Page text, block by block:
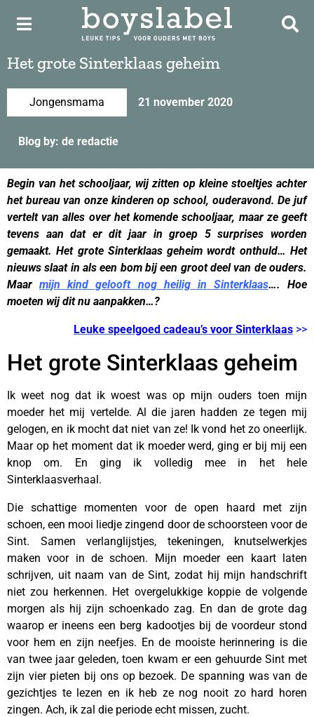
Het grote Sinterklaas geheim
Jongensmama 21 november 2020
Blog by: de redactie
Begin van het schooljaar, wij zitten op kleine stoeltjes achter
het bureau van onze kinderen op school, ouderavond. De juf
vertelt van alles over het komende schooljaar, maar ze geeft
tevens aan dat er dit jaar in groep 5 surprises worden
gemaakt. Het grote Sinterklaas geheim wordt onthuld… Het
nieuws slaat in als een bom bij een groot deel van de ouders.
Maarmijn kind gelooft nog heilig in Sinterklaas…. Hoe
moeten wij dit nu aanpakken…?
Leuke speelgoed cadeau’s voor Sinterklaas >>
Het grote Sinterklaas geheim
Ik weet nog dat ik woest was op mijn ouders toen mijn
moeder het mij vertelde. Al die jaren hadden ze tegen mij
gelogen, en ik mocht dat niet van ze! Ik vond het zo oneerlijk.
Maar op het moment dat ik moeder werd, ging er bij mij een
knop om. En ging ik volledig mee in het hele
Sinterklaasverhaal.
Die schattige momenten voor de open haard met zijn
schoen, een mooi liedje zingend door de schoorsteen voor de
Sint. Samen verlanglijstjes, tekeningen, knutselwerkjes
maken voor in de schoen. Mijn moeder een kaart laten
schrijven, uit naam van de Sint, zodat hij mijn handschrift
niet zou herkennen. Het overgelukkige koppie de volgende
morgen als hij zijn schoenkado zag. En dan de grote dag
waarop er ineens een berg kadootjes bij de voordeur stond
voor hem en zijn neefjes. En de mooiste herinnering is die
van twee jaar geleden, toen kwam er een gehuurde Sint met
zijn vier pieten bij ons op bezoek. De spanning was van de
gezichtjes te lezen en ik heb ze nog nooit zo hard horen
zingen. Ach, ik zal die periode echt missen, zucht.